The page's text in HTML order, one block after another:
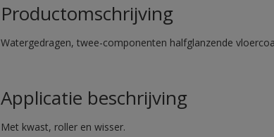
Productomschrijving
Watergedragen, twee-componenten halfglanzende
Applicatie beschrijving
Met kwast, roller en wisser.